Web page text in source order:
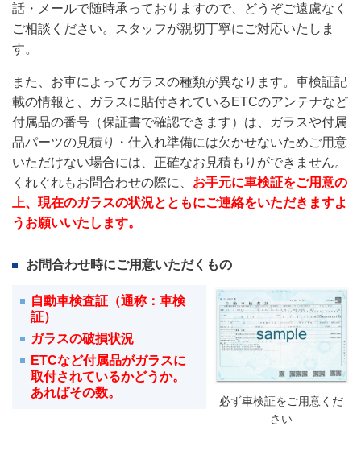
話・メールで随時承っておりますので、どうぞご遠慮なく
ご相談ください。スタッフが親切丁寧にご対応いたしま
す。
また、お車によってガラスの種類が異なります。車検証記
載の情報と、ガラスに貼付されているETCのアンテナなど
付属品の番号（保証書で確認できます）は、ガラスや付属
品パーツの見積り・仕入れ準備には欠かせないためご用意
いただけない場合には、正確なお見積もりができません。
くれぐれもお問合わせの際に、 お手元に車検証をご用意の
上、現在のガラスの状況とともにご連絡をいただきますよ
うお願いいたします。
お問合わせ時にご用意いただくもの
必ず車検証をご用意くだ
さい
自動車検査証（通称：車検
証）
ガラスの破損状況
ETCなど付属品がガラスに
取付されているかどうか。
あればその数。